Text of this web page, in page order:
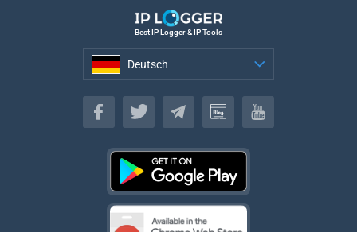
Best IP Logger & IP Tools
Deutsch
Deutsch